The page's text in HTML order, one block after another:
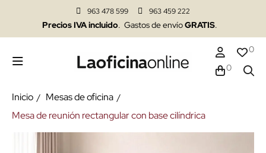
963 478 599 963 459 222
Precios IVA incluido. Gastos de envíoGRATIS.
0
0
Inicio
Mesas de oficina
Mesa de reunión rectangular con base cilíndrica